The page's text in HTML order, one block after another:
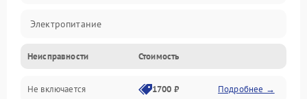
Электропитание
Нагрев
Механические повреждения
Неисправности Стоимость
Не включается 1700 ₽ Подробнее →